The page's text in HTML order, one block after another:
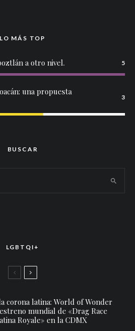
LO MÁS TOP
a otro nivel. 5
una propuesta
3
BUSCAR
LGBTQI+
corona latina: World of Wonder
mundial de «Drag Race
Royale» en la CDMX